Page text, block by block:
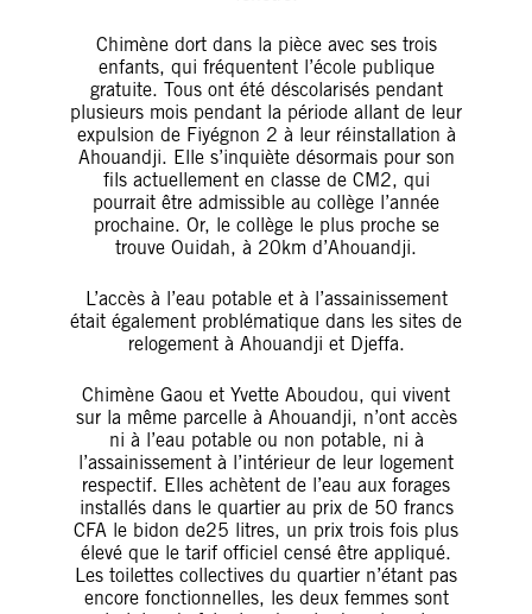
Chimène dort dans la pièce avec ses trois
enfants, qui fréquentent l’école publique
gratuite. Tous ont été déscolarisés pendant
plusieurs mois pendant la période allant de leur
expulsion de Fiyégnon 2 à leur réinstallation à
Ahouandji. Elle s’inquiète désormais pour son
fils actuellement en classe de CM2, qui
pourrait être admissible au collège l’année
prochaine. Or, le collège le plus proche se
trouve Ouidah, à 20km d’Ahouandji.
L’accès à l’eau potable et à l’assainissement
était également problématique dans les sites de
relogement à Ahouandji et Djeffa.
Chimène Gaou et Yvette Aboudou, qui vivent
sur la même parcelle à Ahouandji, n’ont accès
ni à l’eau potable ou non potable, ni à
l’assainissement à l’intérieur de leur logement
respectif. Elles achètent de l’eau aux forages
installés dans le quartier au prix de 50 francs
CFA le bidon de25 litres, un prix trois fois plus
élevé que le tarif officiel censé être appliqué.
Les toilettes collectives du quartier n’étant pas
encore fonctionnelles, les deux femmes sont